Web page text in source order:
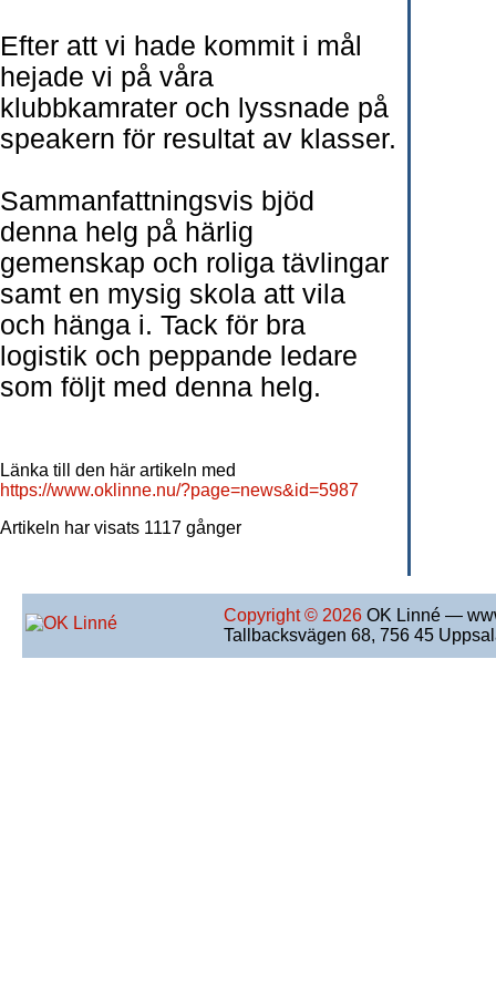
Efter att vi hade kommit i mål
hejade vi på våra
klubbkamrater och lyssnade på
speakern för resultat av klasser.
Sammanfattningsvis bjöd
denna helg på härlig
gemenskap och roliga tävlingar
samt en mysig skola att vila
och hänga i. Tack för bra
logistik och peppande ledare
som följt med denna helg.
Länka till den här artikeln med
https://www.oklinne.nu/?page=news&id=5987
Artikeln har visats 1117 gånger
Copyright © 2026 OK Linné —
Tallbacksvägen 68, 756 45